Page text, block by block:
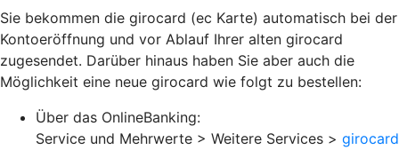
Sie bekommen die girocard (ec Karte) automatisch bei der
Kontoeröffnung und vor Ablauf Ihrer alten girocard
zugesendet. Darüber hinaus haben Sie aber auch die
Möglichkeit eine neue girocard wie folgt zu bestellen:
Über das OnlineBanking:
Service und Mehrwerte > Weitere Services > girocard